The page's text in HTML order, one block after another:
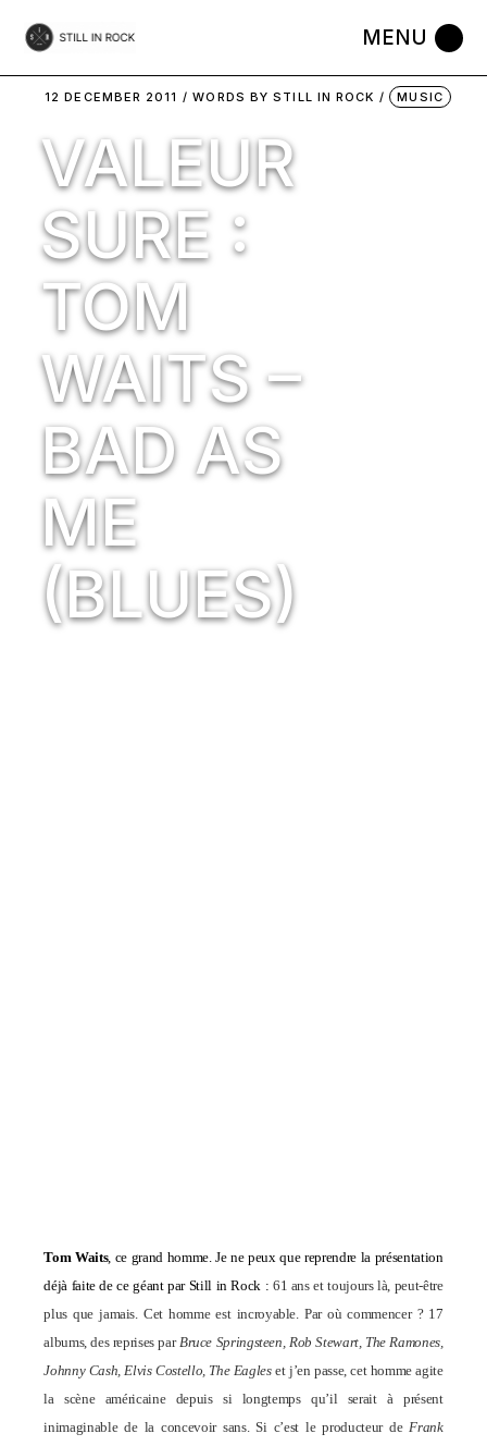
the
12 DECEMBER 2011 WORDS BYSTILL IN ROCK MUSIC
VALEUR
SURE :
TOM
WAITS –
BAD AS
ME
(BLUES)
Tom Waits, ce grand homme. Je ne peux que reprendre la présentation
déjà faite de ce géant par Still in Rock : 61 ans et toujours là, peut-être
plus que jamais. Cet homme est incroyable. Par où commencer ? 17
albums, des reprises parBruce Springsteen, Rob Stewart, The Ramones,
Johnny Cash, Elvis Costello, The Eagleset j’en passe, cet homme agite
la scène américaine depuis si longtemps qu’il serait à présent
inimaginable de la concevoir sans. Si c’est le producteur deFrank